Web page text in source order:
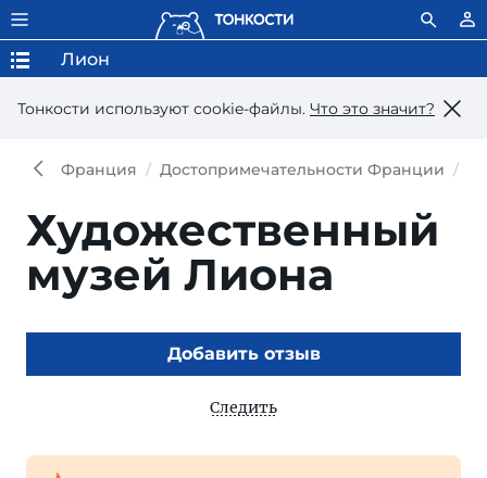
Тонкости используют сookie-файлы. Что это значит?
Лион
Франция Достопримечательности Франции
Художественный
музей Лиона
Добавить отзыв
Следить